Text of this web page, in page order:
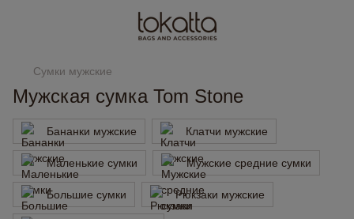
Сумки мужские
Мужская сумка Tom Stone
Бананки мужские Клатчи мужские
Маленькие сумки Мужские средние сумки
Большие сумки Рюкзаки мужские